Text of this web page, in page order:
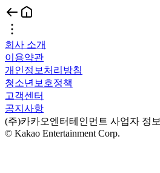
회사 소개
이용약관
개인정보처리방침
청소년보호정책
고객센터
공지사항
(주)카카오엔터테인먼트 사업자 정보
© Kakao Entertainment Corp.